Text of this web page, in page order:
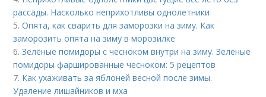
рассады. Насколько неприхотливы однолетники
5.Опята, как сварить для заморозки на зиму. Как
заморозить опята на зиму в морозилке
6.Зелёные помидоры с чесноком внутри на зиму. Зеленые
помидоры фаршированные чесноком: 5 рецептов
7. Как ухаживать за яблоней весной после зимы.
Удаление лишайников и мха